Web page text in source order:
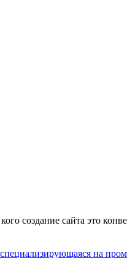
создание сайта это
на